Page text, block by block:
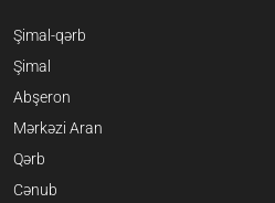
Şimal-qərb
Şimal
Abşeron
Mərkəzi Aran
Qərb
Cənub